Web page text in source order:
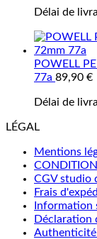
Délai de
POWELL
77a 89,90 €
Délai de
LÉGAL
Mentions
CGV studio
Frais
Déclaration
Authenticité